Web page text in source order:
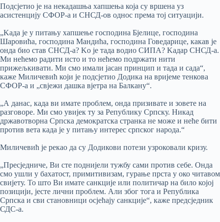
Подсјетио је на некадашња хапшења која су вршена уз
асистенцију СФОР-а и СНСД-ов однос према тој ситуацији.
„Kада је у питању хапшење господина Бјелице, господина
Шаровића, господина Мандића, господина Говедарице, какав је
онда био став СНСД-а? Kо је тада водио СИПА? Kадар СНСД-а.
Ми нећемо радити исто и то нећемо подржати нити
прижељкивати. Ми смо имали јасан принцип и тада и сада“,
каже Миличевић који је подсјетио Додика на вријеме тенкова
СФОР-а и „свјежи дашка вјетра на Балкану“.
„А данас, када ви имате проблем, онда призивате и зовете на
разговоре. Ми смо увијек ту за Републику Српску. Никад
државотворна Српска демократска странка не може и неће бити
против вета када је у питању интерес српског народа.“
Миличевић је рекао да су Додикови потези узроковали кризу.
„Пресједниче, Ви сте поднијели тужбу сами против себе. Онда
смо ушли у бахатост, примитивизам, гурање прста у око читавом
свијету. То што Ви имате санкције или политичар на било којој
позицији, јесте лични проблем. Али због тога и Република
Српска и сви становници осјећају санкције“, каже предсједник
СДС-а.